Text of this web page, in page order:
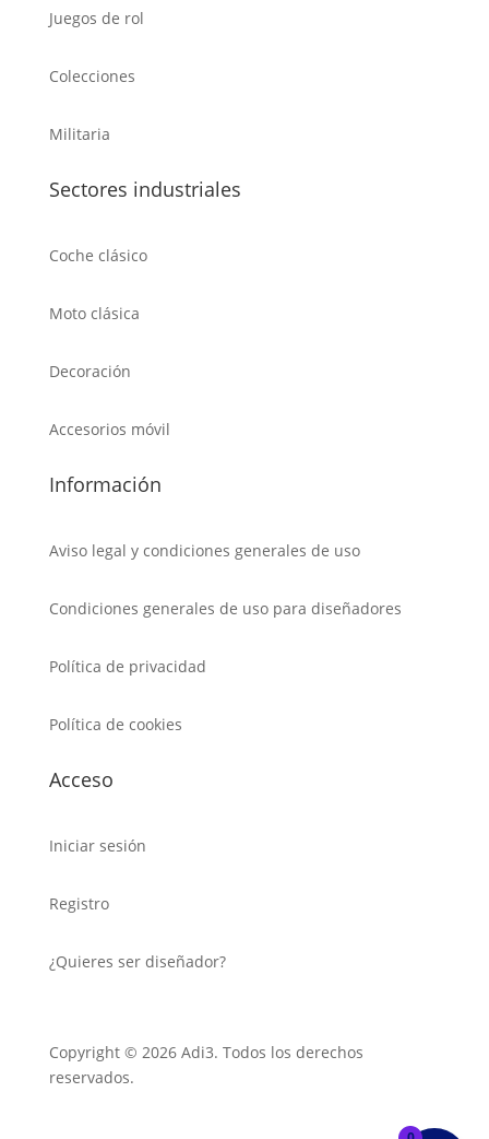
Juegos de rol
Colecciones
Militaria
Sectores industriales
Coche clásico
Moto clásica
Decoración
Accesorios móvil
Información
Aviso legal y condiciones generales de uso
Condiciones generales de uso para diseñadores
Política de privacidad
Política de cookies
Acceso
Iniciar sesión
Registro
¿Quieres ser diseñador?
Copyright © 2026 Adi3. Todos los derechos
reservados.